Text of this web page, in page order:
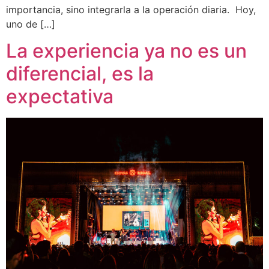
importancia, sino integrarla a la operación diaria. Hoy,
uno de […]
La experiencia ya no es un
diferencial, es la
expectativa